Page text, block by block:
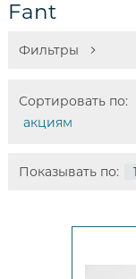
Fant
Фильтры
Сортировать по:
акциям
Показывать по: